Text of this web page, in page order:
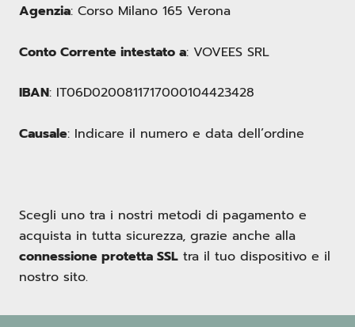
Agenzia: Corso Milano 165 Verona
Conto Corrente intestato a: VOVEES SRL
IBAN: IT06D0200811717000104423428
Causale: Indicare il numero e data dell’ordine
Scegli uno tra i nostri metodi di pagamento e
acquista in tutta sicurezza, grazie anche alla
connessione protetta SSL tra il tuo dispositivo e il
nostro sito.